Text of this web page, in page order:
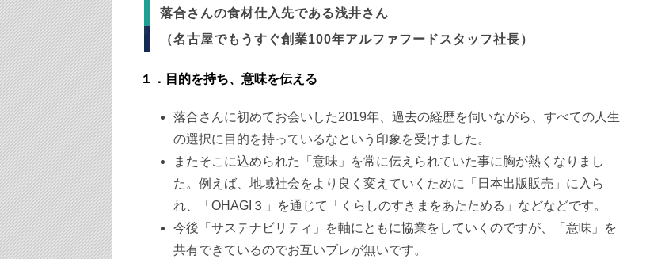
落合さんの食材仕入先である浅井さん
（名古屋でもうすぐ創業100年アルファフードスタッフ社長）
１．目的を持ち、意味を伝える
落合さんに初めてお会いした2019年、過去の経歴を伺いながら、すべての人生
の選択に目的を持っているなという印象を受けました。
またそこに込められた「意味」を常に伝えられていた事に胸が熱くなりまし
た。例えば、地域社会をより良く変えていくために「日本出版販売」に入ら
れ、「OHAGI３」を通じて「くらしのすきまをあたためる」などなどです。
今後「サステナビリティ」を軸にともに協業をしていくのですが、「意味」を
共有できているのでお互いブレが無いです。